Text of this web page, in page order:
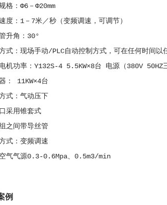
格：Φ6－Φ20mm
度：1－7米／秒（变频调速，可调节）
升角：30°
式：现场手动/PLC自动控制方式，可在任何时间以
机功率：Y132S-4 5.5KW×8台 电源（380V 50HZ
： 11KW×4台
式：气动压下
采用锥套式
之间带导丝管
式：变频调速
气气源0.3-0.6Mpa、0.5m3/min
例